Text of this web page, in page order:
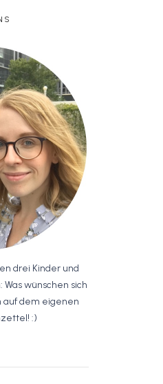
drei Kinder und
wünschen sich
auf dem eigenen
:)